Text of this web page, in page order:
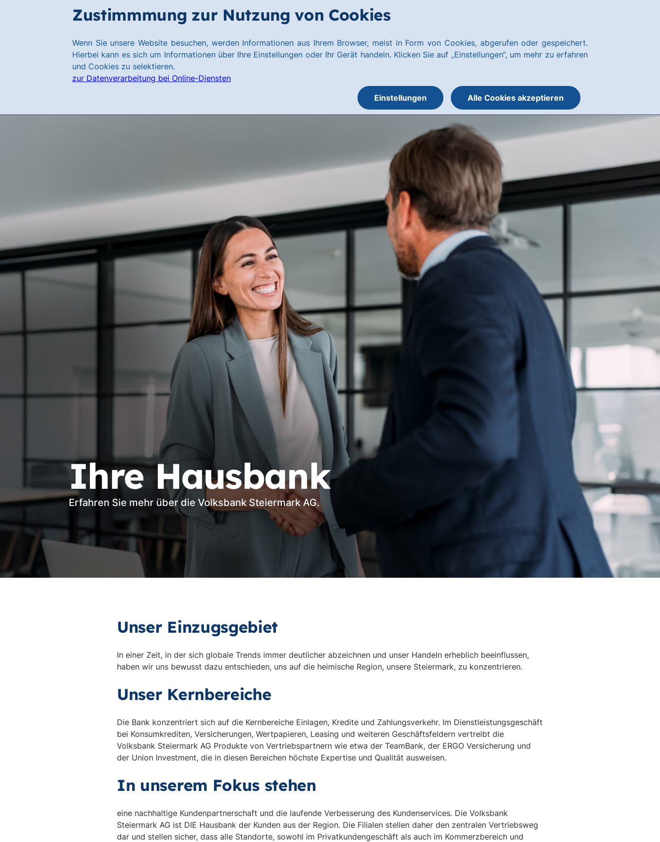
Zustimmmung zur Nutzung von Cookies
Wenn Sie unsere Website besuchen, werden Informationen aus Ihrem Browser, meist in Form von Cookies, abgerufen oder gespeichert.
Hierbei kann es sich um Informationen über Ihre Einstellungen oder Ihr Gerät handeln. Klicken Sie auf „Einstellungen“, um mehr zu erfahren
und Cookies zu selektieren.
zur Datenverarbeitung bei Online-Diensten
Alle Cookies akzeptieren
Einstellungen
hausbanking
Ihre Hausbank
Erfahren Sie mehr über die Volksbank Steiermark AG.
Unser Einzugsgebiet
In einer Zeit, in der sich globale Trends immer deutlicher abzeichnen und unser Handeln erheblich beeinflussen,
haben wir uns bewusst dazu entschieden, uns auf die heimische Region, unsere Steiermark, zu konzentrieren.
Unser Kernbereiche
Die Bank konzentriert sich auf die Kernbereiche Einlagen, Kredite und Zahlungsverkehr. Im Dienstleistungsgeschäft
bei Konsumkrediten, Versicherungen, Wertpapieren, Leasing und weiteren Geschäftsfeldern vertreibt die
Volksbank Steiermark AG Produkte von Vertriebspartnern wie etwa der TeamBank, der ERGO Versicherung und
der Union Investment, die in diesen Bereichen höchste Expertise und Qualität ausweisen.
In unserem Fokus stehen
eine nachhaltige Kundenpartnerschaft und die laufende Verbesserung des Kundenservices. Die Volksbank
Steiermark AG ist DIE Hausbank der Kunden aus der Region. Die Filialen stellen daher den zentralen Vertriebsweg
dar und stellen sicher, dass alle Standorte, sowohl im Privatkundengeschäft als auch im Kommerzbereich und